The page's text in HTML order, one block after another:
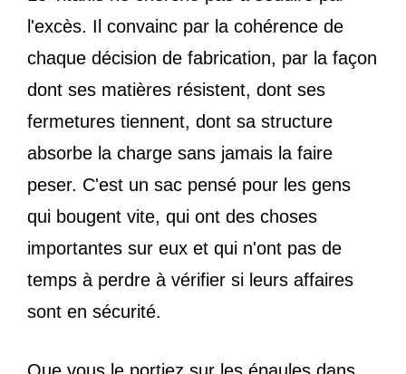
l'excès. Il convainc par la cohérence de
chaque décision de fabrication, par la façon
dont ses matières résistent, dont ses
fermetures tiennent, dont sa structure
absorbe la charge sans jamais la faire
peser. C'est un sac pensé pour les gens
qui bougent vite, qui ont des choses
importantes sur eux et qui n'ont pas de
temps à perdre à vérifier si leurs affaires
sont en sécurité.